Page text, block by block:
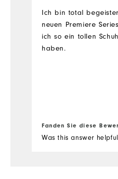
Ich bin total
neuen Premiere
ich so ein tollen
haben.
Fanden Sie diese
Was this answer